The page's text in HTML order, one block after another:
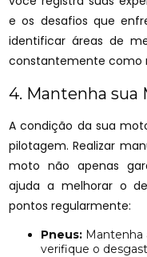
e os desafios que
identificar áreas de
constantemente como
4. Mantenha sua
A condição da sua
pilotagem. Realizar
moto não apenas
ajuda a melhorar o
pontos regularmente:
Pneus: Mantenha
verifique o